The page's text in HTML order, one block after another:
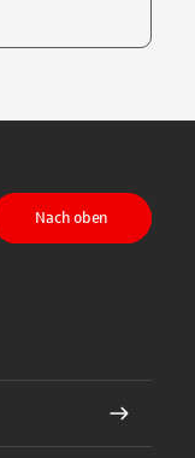
Nach oben